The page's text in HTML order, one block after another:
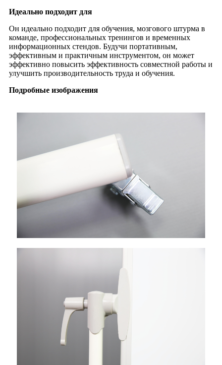
Идеально подходит для
Он идеально подходит для обучения, мозгового штурма в
команде, профессиональных тренингов и временных
информационных стендов. Будучи портативным,
эффективным и практичным инструментом, он может
эффективно повысить эффективность совместной работы и
улучшить производительность труда и обучения.
Подробные изображения